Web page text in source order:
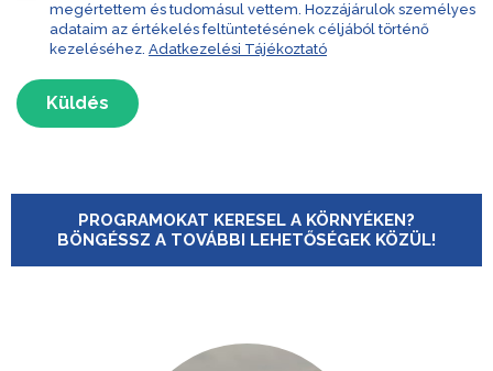
megértettem és tudomásul vettem. Hozzájárulok személyes
adataim az értékelés feltüntetésének céljából történő
kezeléséhez. Adatkezelési Tájékoztató
Küldés
PROGRAMOKAT KERESEL A KÖRNYÉKEN?
BÖNGÉSSZ A TOVÁBBI LEHETŐSÉGEK KÖZÜL!